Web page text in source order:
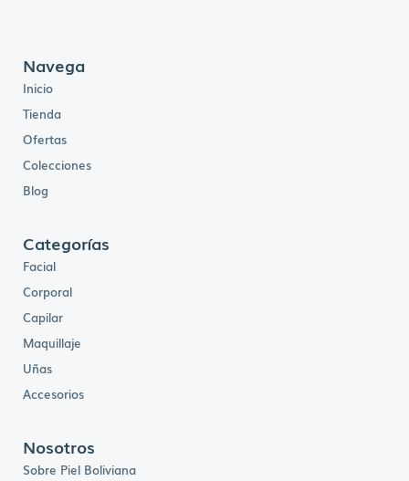
Navega
Inicio
Tienda
Ofertas
Colecciones
Blog
Categorías
Facial
Corporal
Capilar
Maquillaje
Uñas
Accesorios
Nosotros
Sobre Piel Boliviana